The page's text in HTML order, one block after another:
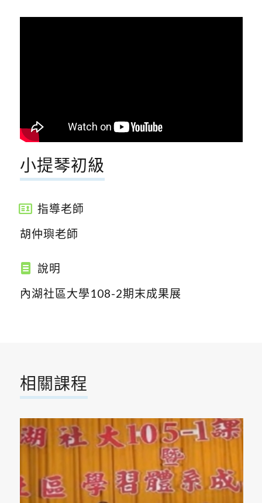
小提琴初級
指導老師
胡仲璵老師
說明
內湖社區大學108-2期末成果展
相關課程